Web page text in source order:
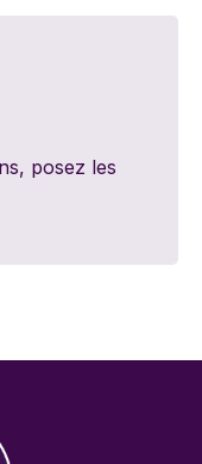
posez les